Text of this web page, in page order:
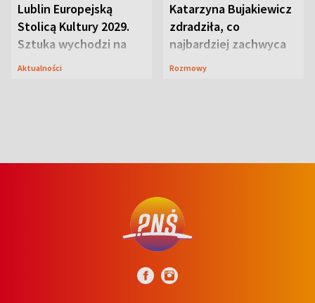
Lublin Europejską
Stolicą Kultury 2029.
Sztuka wychodzi na
ulice
Aktualności
Katarzyna Bujakiewicz
zdradziła, co
najbardziej zachwyca
ją w Lublinie
Rozmowy